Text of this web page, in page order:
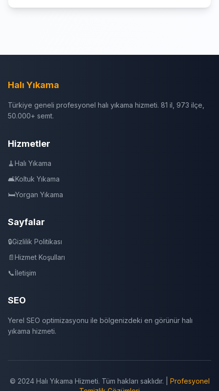
Halı Yıkama
Türkiye geneli profesyonel halı yıkama hizmeti. 81 il, 973 ilçe,
50.000+ semt.
Hizmetler
🧹Halı Yıkama
🛋️Koltuk Yıkama
🛏️Yorgan Yıkama
Sayfalar
🔒Gizlilik Politikası
📄Hizmet Koşulları
📞İletişim
SEO
Yerel SEO optimizasyonu ile bölgenizdeki en görünür halı
yıkama hizmeti.
© 2024 Halı Yıkama Hizmeti. Tüm hakları saklıdır. | Profesyonel